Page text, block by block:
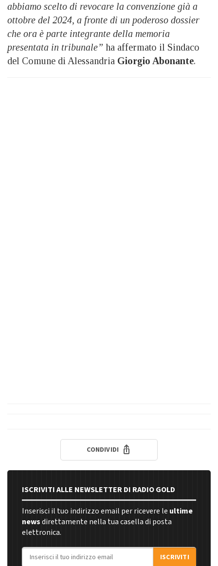
abbiamo scelto di revocare la convenzione già a
ottobre del 2024, a fronte di un poderoso dossier
che ora è parte integrante della memoria
presentata in tribunale” ha affermato il Sindaco
del Comune di Alessandria Giorgio Abonante.
CONDIVIDI
ISCRIVITI ALLE NEWSLETTER DI RADIO GOLD
Inserisci il tuo indirizzo email per ricevere le ultime
newsdirettamente nella tua casella di posta
elettronica.
Indirizzo email
ISCRIVITI